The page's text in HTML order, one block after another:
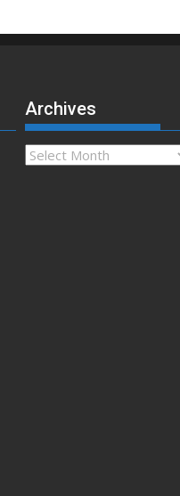
Archives
Archives